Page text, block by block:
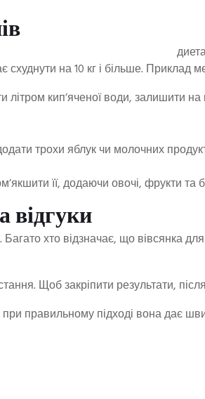
схуднути на 10 кг і більше. Приклад
кип’яченої води, залишити на
трохи яблук чи молочних
її, додаючи овочі, фрукти
відгуки
Багато хто відзначає, що вівсянка
Щоб закріпити результати,
правильному підході вона дає